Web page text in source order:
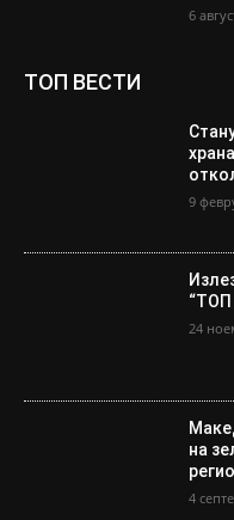
6
ТОП ВЕСТИ
9
24
на
4